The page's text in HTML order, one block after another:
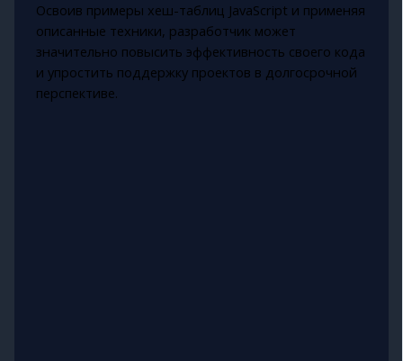
Освоив примеры хеш-таблиц JavaScript и применяя
описанные техники, разработчик может
значительно повысить эффективность своего кода
и упростить поддержку проектов в долгосрочной
перспективе.